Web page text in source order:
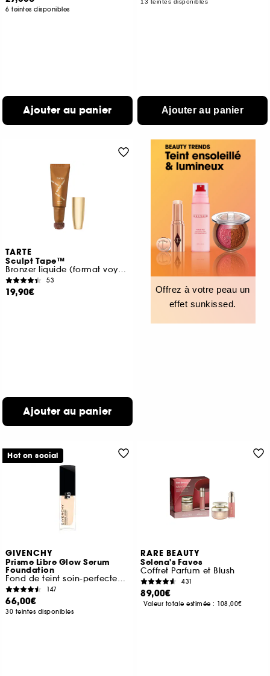
6 teintes disponibles
Ajouter au panier
13 teintes disponibles
Ajouter au panier
TARTE
Sculpt Tape™
Bronzer liquide (format voyage)
53
19,90€
Ajouter au panier
Offrez à votre peau un
effet sunkissed.
GIVENCHY
Prisme Libre Glow Serum
Foundation
Fond de teint soin-perfecteur hydratant
147
66,00€
30 teintes disponibles
Hot on social
RARE BEAUTY
Selena's Faves
Coffret Parfum et Blush
431
89,00€
Valeur totale estimée : 108,00€